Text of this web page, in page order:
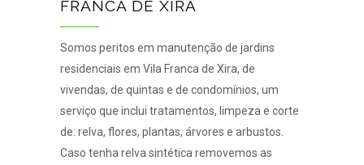
FRANCA DE XIRA
Somos peritos em manutenção de jardins
residenciais em Vila Franca de Xira, de
vivendas, de quintas e de condomínios, um
serviço que inclui tratamentos, limpeza e corte
de: relva, flores, plantas, árvores e arbustos.
Caso tenha relva sintética removemos as